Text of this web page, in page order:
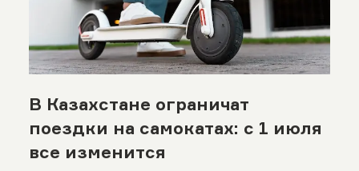
В Казахстане ограничат
поездки на самокатах: с 1 июля
все изменится